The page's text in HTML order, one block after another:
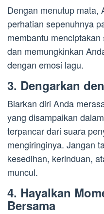
Dengan menutup mata,
perhatian sepenuhnya
membantu
dan memungkinkan
dengan emosi lagu.
3. Dengarkan
Biarkan diri Anda
yang disampaikan
terpancar dari suara
mengiringinya. Jangan
kesedihan, kerinduan,
muncul.
4. Hayalkan
Bersama